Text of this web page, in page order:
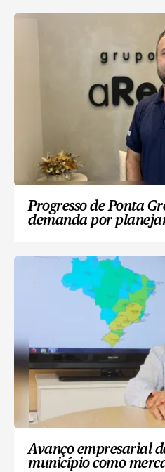
Progresso de Ponta
demanda por
Avanço empresarial
município como